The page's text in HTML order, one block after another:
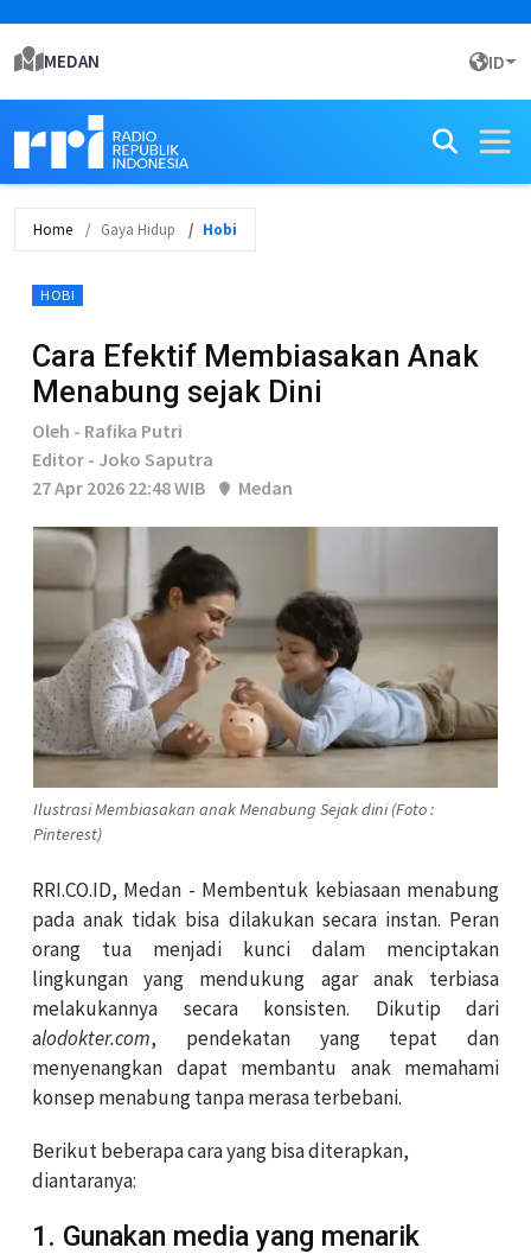
MEDAN ID
Home Gaya Hidup Hobi
HOBI
Cara Efektif Membiasakan Anak
Menabung sejak Dini
Oleh - Rafika Putri
Editor - Joko Saputra
27 Apr 2026 22:48 WIB
Medan
Ilustrasi Membiasakan anak Menabung Sejak dini (Foto :
Pinterest)
RRI.CO.ID, Medan - Membentuk kebiasaan menabung
pada anak tidak bisa dilakukan secara instan. Peran
orang tua menjadi kunci dalam menciptakan
lingkungan yang mendukung agar anak terbiasa
melakukannya secara konsisten. Dikutip dari
alodokter.com, pendekatan yang tepat dan
menyenangkan dapat membantu anak memahami
konsep menabung tanpa merasa terbebani.
Berikut beberapa cara yang bisa diterapkan,
diantaranya:
1. Gunakan media yang menarik